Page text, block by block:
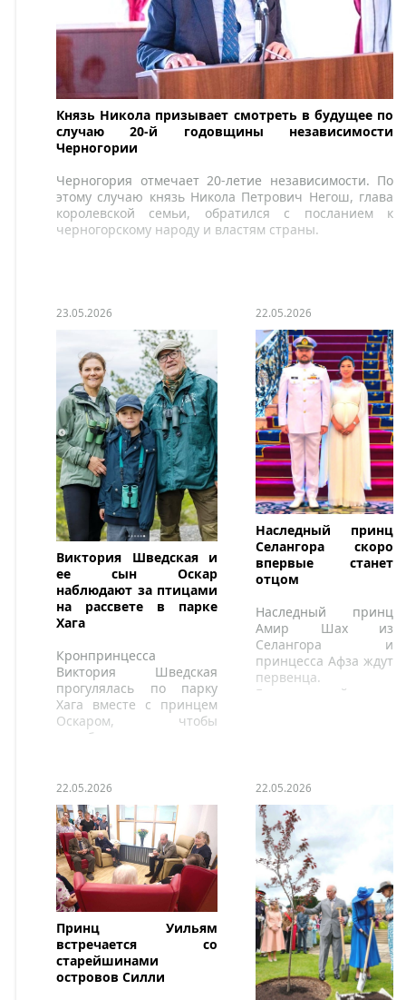
Князь Никола призывает смотреть в будущее по
случаю 20-й годовщины независимости
Черногории
Черногория отмечает 20-летие независимости. По
этому случаю князь Никола Петрович Негош, глава
королевской семьи, обратился с посланием к
черногорскому народу и властям страны.
23.05.2026
Виктория Шведская и
ее сын Оскар
наблюдают за птицами
на рассвете в парке
Хага
Кронпринцесса
Виктория Шведская
прогулялась по парку
Хага вместе с принцем
Оскаром, чтобы
понаблюдать за пением
22.05.2026
Наследный принц
Селангора скоро
впервые станет
отцом
Наследный принц
Амир Шах из
Селангора и
принцесса Афза ждут
первенца.
Единственный сын
22.05.2026
Принц Уильям
встречается со
старейшинами
островов Силли
22.05.2026